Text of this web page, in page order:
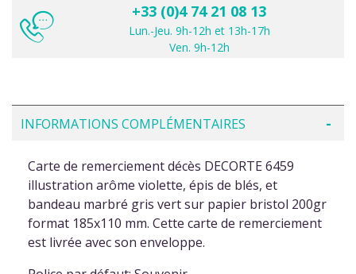
+33 (0)4 74 21 08 13
Lun.-Jeu. 9h-12h et 13h-17h
Ven. 9h-12h
INFORMATIONS COMPLÉMENTAIRES
Carte de remerciement décès DECORTE 6459
illustration arôme violette, épis de blés, et
bandeau marbré gris vert sur papier bristol 200gr
format 185x110 mm. Cette carte de remerciement
est livrée avec son enveloppe.